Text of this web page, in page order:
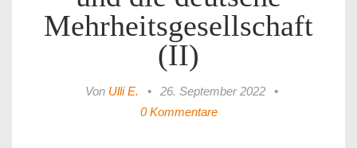
Mehrheitsgesellschaft
(II)
Von Ulli E. • 26. September 2022
•
0 Kommentare